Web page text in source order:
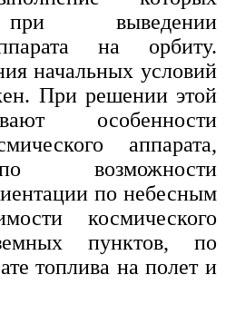
выведении
на орбиту.
начальных условий
При решении этой
особенности
аппарата,
возможности
по небесным
космического
пунктов, по
топлива на полет и